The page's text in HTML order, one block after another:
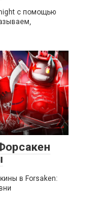
с помощью
в Forsaken: